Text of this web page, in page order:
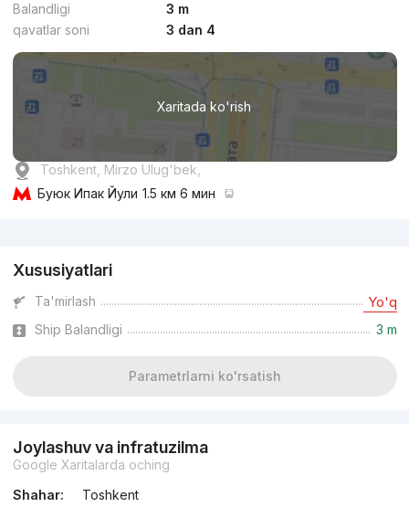
Balandligi
3 m
qavatlar soni
3 dan 4
Xaritada ko'rish
Toshkent, Mirzo Ulug'bek,
Буюк Ипак Йули 1.5 км 6 мин
Xususiyatlari
Ta'mirlash Yo'q
Ship Balandligi 3 m
Parametrlarni ko'rsatish
Joylashuv va infratuzilma
Google Xaritalarda oching
Shahar:
Toshkent